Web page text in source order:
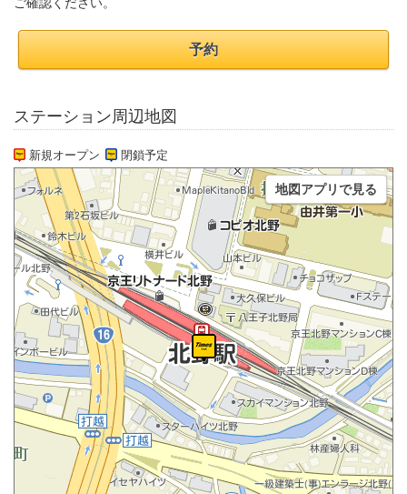
予約
ステーション周辺地図
新規オープン 閉鎖予定
地図アプリで見る